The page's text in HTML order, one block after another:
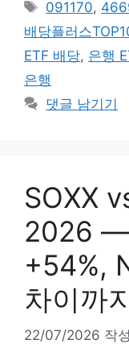
리
태
그
091170,
배당플러스
ETF 배당, 은행
은행
댓글 남기기
SOXX
2026 —
+54%,
차이까
22/07/2026 작